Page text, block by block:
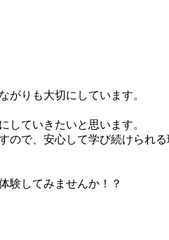
りも大切にしています。
ていきたいと思います。
で、安心して学び続けられる
験してみませんか！？